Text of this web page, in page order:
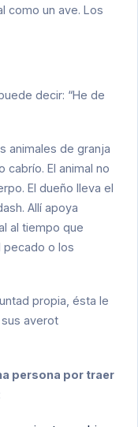
como un ave. Los
decir: “He de
animales de granja
El animal no
El dueño lleva el
Allí apoya
al tiempo que
o los
propia, ésta le
averot
persona por traer